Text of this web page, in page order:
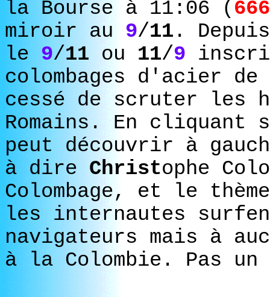
la Bourse à 11:06 ( 666
miroir au 9/11 .
le 9/11 ou 11/9
colombages d'acier
cessé de scruter les
Romains. En
peut découvrir à
à dire Christophe
Colombage, et le
les internautes
navigateurs mais à
à la Colombie. Pas